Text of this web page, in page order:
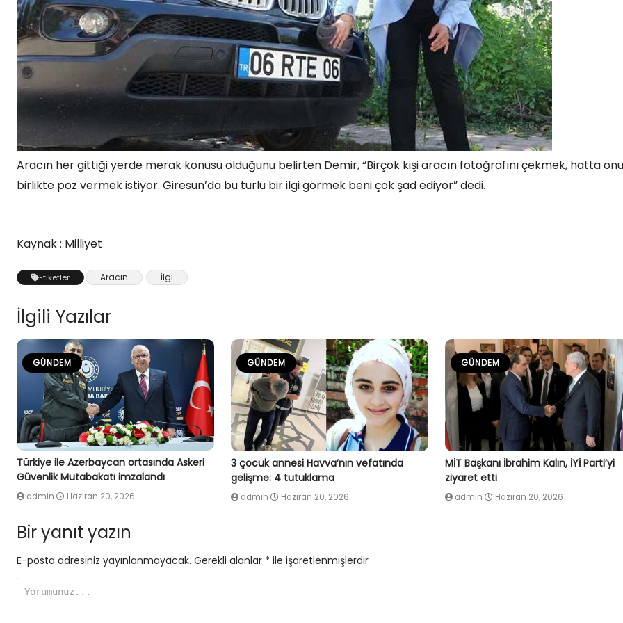
Aracın her gittiği yerde merak konusu olduğunu belirten Demir, “Birçok kişi aracın fotoğrafını çekmek, hatta
birlikte poz vermek istiyor. Giresun’da bu türlü bir ilgi görmek beni çok şad ediyor” dedi.
Kaynak : Milliyet
Etiketler Aracın İlgi
İlgili Yazılar
GÜNDEM
Türkiye ile Azerbaycan ortasında Askeri
Güvenlik Mutabakatı imzalandı
admin Haziran 20, 2026
GÜNDEM
3 çocuk annesi Havva’nın vefatında
gelişme: 4 tutuklama
admin Haziran 20, 2026
GÜNDEM
MİT Başkanı İbrahim Kalın, İYİ Parti’yi
ziyaret etti
admin Haziran 20, 2026
Bir yanıt yazın
E-posta adresiniz yayınlanmayacak. Gerekli alanlar * ile işaretlenmişlerdir